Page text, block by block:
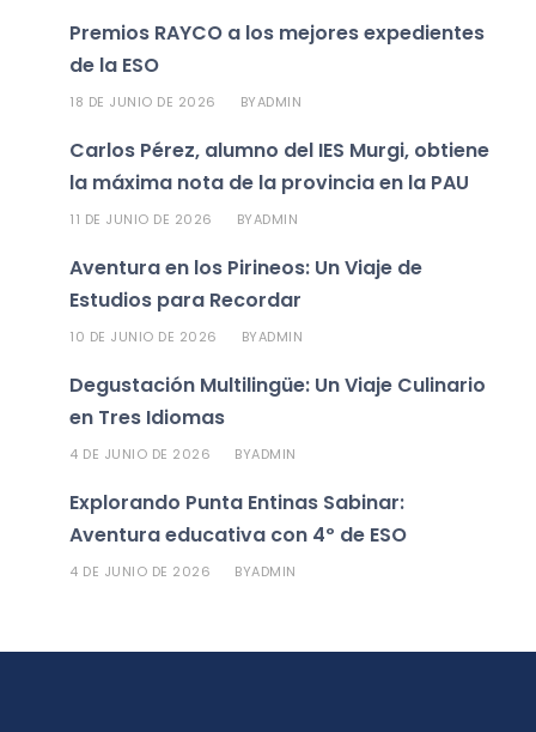
Premios RAYCO a los mejores expedientes
de la ESO
18 DE JUNIO DE 2026 BYADMIN
Carlos Pérez, alumno del IES Murgi, obtiene
la máxima nota de la provincia en la PAU
11 DE JUNIO DE 2026 BYADMIN
Aventura en los Pirineos: Un Viaje de
Estudios para Recordar
10 DE JUNIO DE 2026 BYADMIN
Degustación Multilingüe: Un Viaje Culinario
en Tres Idiomas
4 DE JUNIO DE 2026 BYADMIN
Explorando Punta Entinas Sabinar:
Aventura educativa con 4º de ESO
4 DE JUNIO DE 2026 BYADMIN